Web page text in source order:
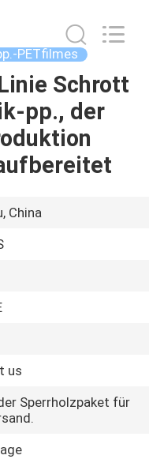
PETfilmes
Schrott
pp., der
China
us
Sperrholzpaket für